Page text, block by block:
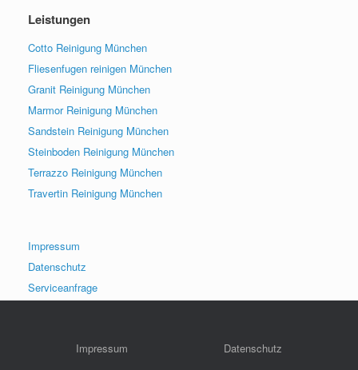
Leistungen
Cotto Reinigung München
Fliesenfugen reinigen München
Granit Reinigung München
Marmor Reinigung München
Sandstein Reinigung München
Steinboden Reinigung München
Terrazzo Reinigung München
Travertin Reinigung München
Impressum
Datenschutz
Serviceanfrage
Impressum Datenschutz